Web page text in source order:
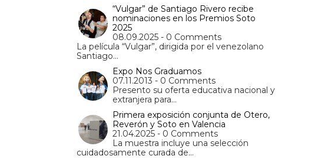
“Vulgar” de Santiago Rivero recibe
nominaciones en los Premios Soto
2025
08.09.2025 - 0 Comments
La película “Vulgar”, dirigida por el venezolano
Santiago…
Expo Nos Graduamos
07.11.2013 - 0 Comments
Presento su oferta educativa nacional y
extranjera para…
Primera exposición conjunta de Otero,
Reverón y Soto en Valencia
21.04.2025 - 0 Comments
La muestra incluye una selección
cuidadosamente curada de…